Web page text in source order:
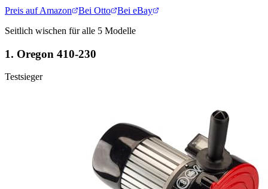
Preis auf Amazon
Bei Otto
Bei eBay
Seitlich wischen für alle 5 Modelle
1. Oregon 410-230
Testsieger